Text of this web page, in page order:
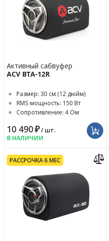
Активный сабвуфер
ACV BTA-12R
Размер: 30 см (12 дюйм)
RMS мощность: 150 Вт
Сопротивление: 4 Ом
10 490₽/ шт.
В НАЛИЧИИ
РАССРОЧКА 6 МЕС